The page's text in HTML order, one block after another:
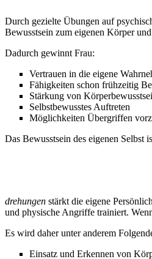
Durch gezielte Übungen auf
Bewusstsein zum eigenen Körper
Dadurch gewinnt Frau:
Vertrauen in die eigene
Fähigkeiten schon frühzeitig
Stärkung von
Selbstbewusstes Auftreten
Möglichkeiten Übergriffen
Das Bewusstsein des eigenen
drehungen stärkt die eigene
und physische Angriffe trainiert.
Es wird daher unter anderem
Einsatz und Erkennen von